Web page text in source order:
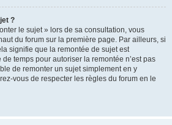
?
le sujet » lors de sa consultation, vous
du forum sur la première page. Par ailleurs, si
signifie que la remontée de sujet est
temps pour autoriser la remontée n’est pas
de remonter un sujet simplement en y
vous de respecter les règles du forum en le